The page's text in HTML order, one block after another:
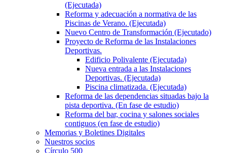
(Ejecutada)
Reforma y adecuación a normativa de las
Piscinas de Verano. (Ejecutada)
Nuevo Centro de Transformación (Ejecutado)
Proyecto de Reforma de las Instalaciones
Deportivas.
Edificio Polivalente (Ejecutada)
Nueva entrada a las Instalaciones
Deportivas. (Ejecutada)
Piscina climatizada. (Ejecutada)
Reforma de las dependencias situadas bajo la
pista deportiva. (En fase de estudio)
Reforma del bar, cocina y salones sociales
contiguos (en fase de estudio)
Memorias y Boletines Digitales
Nuestros socios
Círculo 500